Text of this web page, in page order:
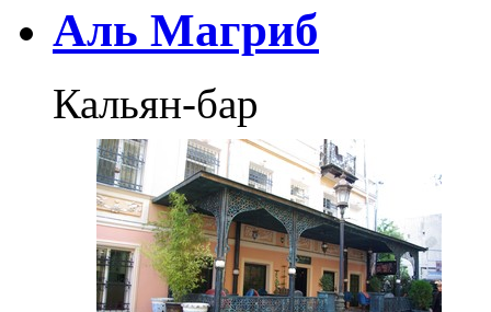
Аль Магриб
Кальян-бар